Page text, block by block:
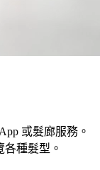
或髮廊服務。
種髮型。